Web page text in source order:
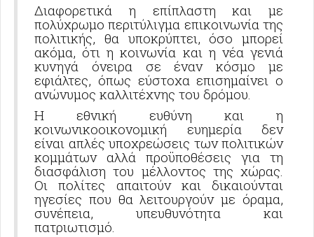
Διαφορετικά η επίπλαστη και με
πολύχρωμο περιτύλιγμα επικοινωνία της
πολιτικής, θα υποκρύπτει, όσο μπορεί
ακόμα, ότι η κοινωνία και η νέα γενιά
κυνηγά όνειρα σε έναν κόσμο με
εφιάλτες, όπως εύστοχα επισημαίνει ο
ανώνυμος καλλιτέχνης του δρόμου.
Η εθνική ευθύνη και η
κοινωνικοοικονομική ευημερία δεν
είναι απλές υποχρεώσεις των πολιτικών
κομμάτων αλλά προϋποθέσεις για τη
διασφάλιση του μέλλοντος της χώρας.
Οι πολίτες απαιτούν και δικαιούνται
ηγεσίες που θα λειτουργούν με όραμα,
συνέπεια, υπευθυνότητα και
πατριωτισμό.